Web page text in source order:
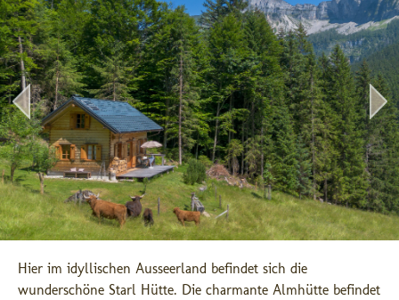
Hier im idyllischen Ausseerland befindet sich die
wunderschöne Starl Hütte. Die charmante Almhütte befindet